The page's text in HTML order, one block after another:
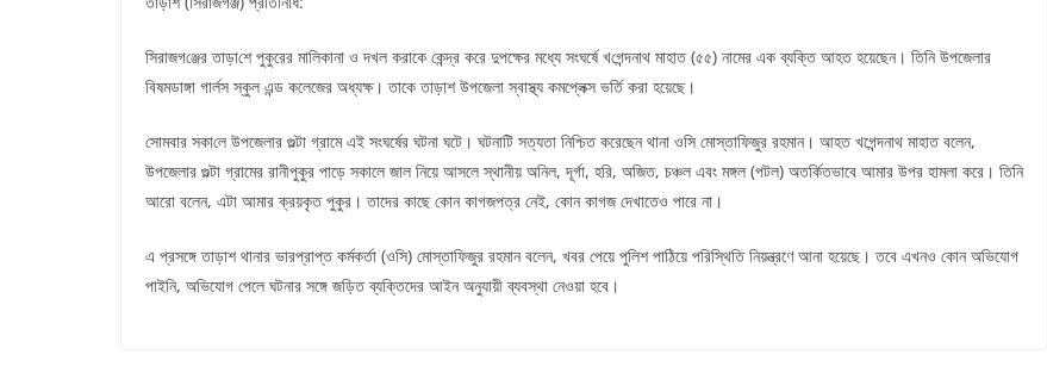
সিরাজগ‌ঞ্জের তাড়া‌শে পুকুরের মালিকানা ও দখল করাকে কেন্দ্র করে দুপক্ষের মধ্যে সংঘর্ষে খ‌গেন্দনাথ মাহাত (৫৫) নামের এক ব্যক্তি আহত হয়েছেন। তিনি উপজেলার
বিষমডাঙ্গা গার্লস স্কুল এন্ড কলেজের অধ্যক্ষ। তাকে তাড়াশ উপজেলা স্বাস্থ্য কমপ্লেক্স ভর্তি করা হয়েছে।
সোমবার সকা‌লে উপজেলার গুল্টা গ্রামে এই সংঘর্ষের ঘটনা ঘটে। ঘটনাটি সত্যতা নিশ্চিত করেছেন থানা ওসি মোস্তাফিজুর রহমান। আহত খগেন্দনাথ মাহাত বলেন,
উপজেলার গুল্টা গ্রামের রানীপুকুর পাড়ে সকালে জাল নিয়ে আসলে স্থানীয় অনিল, দূর্গা, হরি, অজিত, চঞ্চল এবং মঙ্গল (পটল) অতর্কিতভাবে আমার উপর হামলা করে। তিনি
আরো বলেন, এটা আমার ক্রয়কৃত পুকুর। তাদের কাছে কোন কাগজপত্র নেই, কোন কাগজ দেখাতেও পারে না।
এ প্রসঙ্গে তাড়াশ থানার ভারপ্রাপ্ত কর্মকর্তা (ওসি) মোস্তাফিজুর রহমান বলেন, খবর পেয়ে পুলিশ পাঠিয়ে পরিস্থিতি নিয়ন্ত্রণে আনা হয়েছে। তবে এখনও কোন অভিযোগ
পাইনি, অভিযোগ পেলে ঘটনার সঙ্গে জড়িত ব্যক্তিদের আইন অনুযায়ী ব্যবস্থা নেওয়া হবে।